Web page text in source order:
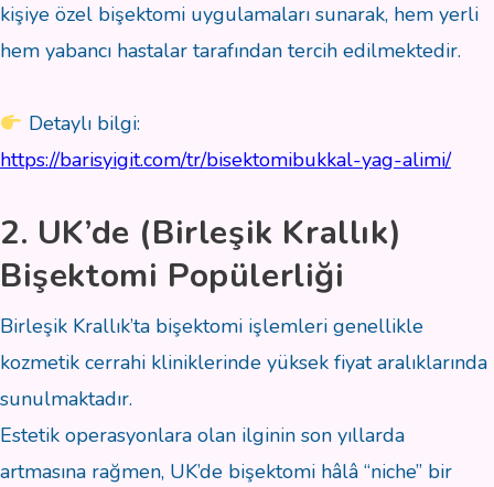
kişiye özel bişektomi uygulamaları sunarak, hem yerli
hem yabancı hastalar tarafından tercih edilmektedir.
Detaylı bilgi:
https://barisyigit.com/tr/bisektomibukkal-yag-alimi/
2. UK’de (Birleşik Krallık)
Bişektomi Popülerliği
Birleşik Krallık’ta bişektomi işlemleri genellikle
kozmetik cerrahi kliniklerinde yüksek fiyat aralıklarında
sunulmaktadır.
Estetik operasyonlara olan ilginin son yıllarda
artmasına rağmen, UK’de bişektomi hâlâ “niche” bir